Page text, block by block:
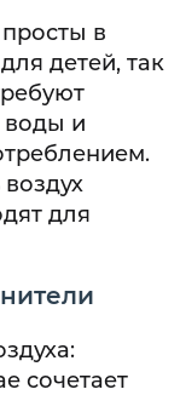
в
детей, так
воды и
для
сочетает